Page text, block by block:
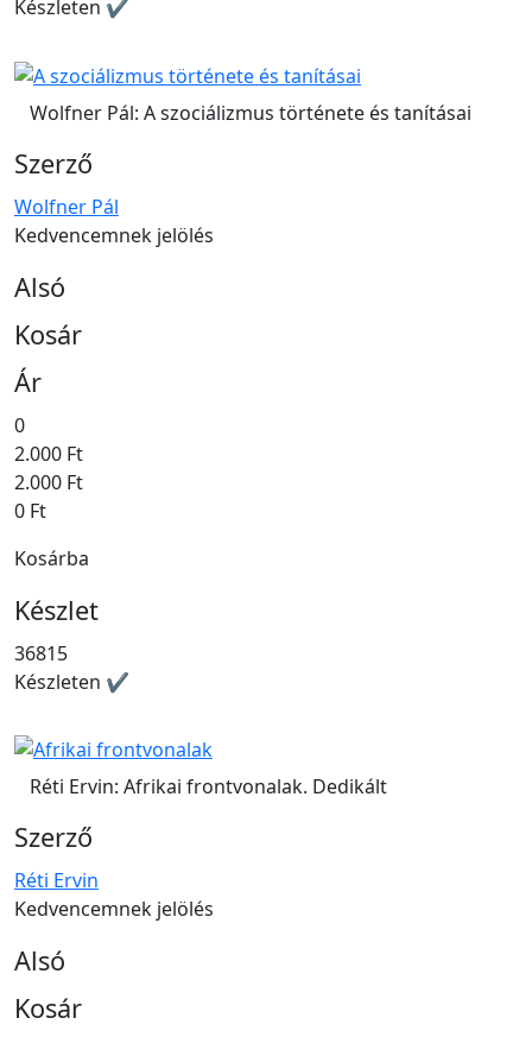
Készleten ✔
Wolfner Pál: A szociálizmus története és tanításai
Szerző
Wolfner Pál
Kedvencemnek jelölés
Alsó
Kosár
Ár
0
2.000 Ft
2.000 Ft
0 Ft
Kosárba
Készlet
36815
Készleten ✔
Réti Ervin: Afrikai frontvonalak. Dedikált
Szerző
Réti Ervin
Kedvencemnek jelölés
Alsó
Kosár